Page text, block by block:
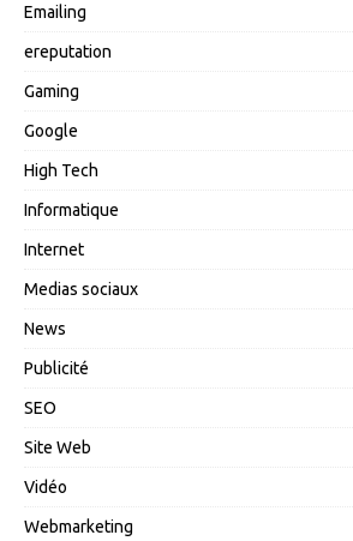
Emailing
ereputation
Gaming
Google
High Tech
Informatique
Internet
Medias sociaux
News
Publicité
SEO
Site Web
Vidéo
Webmarketing